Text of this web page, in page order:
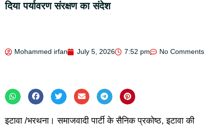
दिया पर्यावरण संरक्षण का संदेश
Mohammed irfan July 5, 2026 7:52 pm No Comments
इटावा /भरथना। समाजवादी पार्टी के सैनिक प्रकोष्ठ, इटावा की